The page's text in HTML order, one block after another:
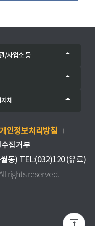
/사업소 등
체
개인정보처리방침
집거부
동) TEL:(032)120 (유료)
rights reserved.